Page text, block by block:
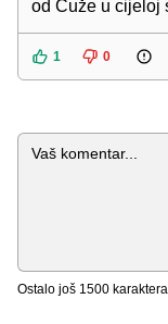
od Ćuže u cijeloj
1 0
Komentar
Ostalo još 1500 karaktera